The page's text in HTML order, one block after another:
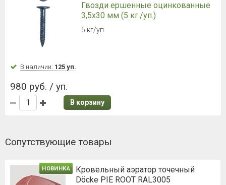
Гвозди ершенные оцинкованные
3,5х30 мм (5 кг./уп.)
5 кг/уп.
В наличии: 125 уп.
980 руб. / уп.
В корзину
Сопутствующие товары
НОВИНКА
Кровельный аэратор точечный
Döcke PIE ROOT RAL3005